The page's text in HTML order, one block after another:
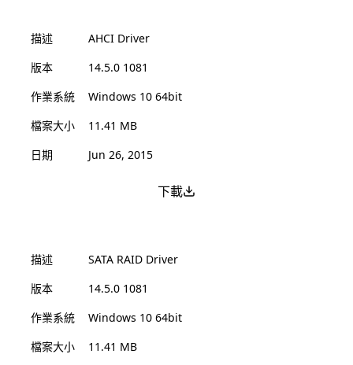
描述
AHCI Driver
版本
14.5.0 1081
作業系統
Windows 10 64bit
檔案大小
11.41 MB
日期
Jun 26, 2015
下載
描述
SATA RAID Driver
版本
14.5.0 1081
作業系統
Windows 10 64bit
檔案大小
11.41 MB